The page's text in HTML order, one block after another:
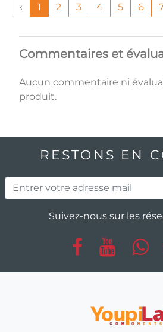
‹ 1 2 3 4 5 6
Commentaires et
Aucun commentaire ni
produit.
RESTONS EN
Suivez-nous sur les